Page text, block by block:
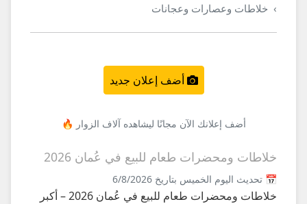
خلاطات وعصارات وعجانات
أضف إعلان جديد
أضف إعلانك الآن مجانًا ليشاهده آلاف الزوار 🔥
خلاطات ومحضرات طعام للبيع في عُمان 2026
📅 تحديث اليوم الخميس بتاريخ 6/8/2026
خلاطات ومحضرات طعام للبيع في عُمان 2026 – أكبر